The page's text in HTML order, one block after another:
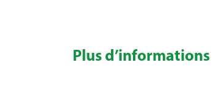
Plus d’informations